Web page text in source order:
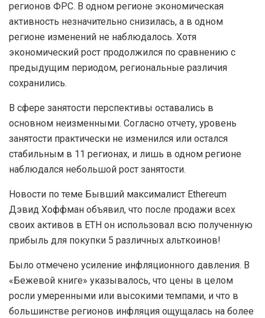
регионов ФРС. В одном регионе экономическая
активность незначительно снизилась, а в одном
регионе изменений не наблюдалось. Хотя
экономический рост продолжился по сравнению с
предыдущим периодом, региональные различия
сохранились.
В сфере занятости перспективы оставались в
основном неизменными. Согласно отчету, уровень
занятости практически не изменился или остался
стабильным в 11 регионах, и лишь в одном регионе
наблюдался небольшой рост занятости.
Новости по теме Бывший максималист Ethereum
Дэвид Хоффман объявил, что после продажи всех
своих активов в ETH он использовал всю полученную
прибыль для покупки 5 различных альткоинов!
Было отмечено усиление инфляционного давления. В
«Бежевой книге» указывалось, что цены в целом
росли умеренными или высокими темпами, и что в
большинстве регионов инфляция ощущалась на более